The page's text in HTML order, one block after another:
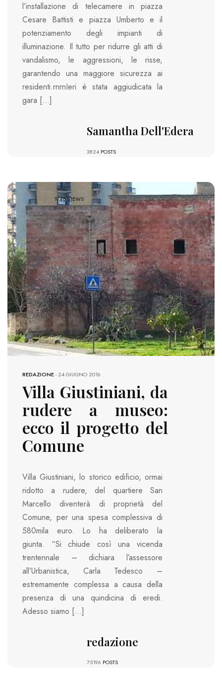
l’installazione di telecamere in piazza
Cesare Battisti e piazza Umberto e il
potenziamento degli impianti di
illuminazione. Il tutto per ridurre gli atti di
vandalismo, le aggressioni, le risse,
garantendo una maggiore sicurezza ai
residenti.rnrnIeri è stata aggiudicata la
gara […]
Samantha Dell'Edera
3824 POSTS
1948 VIEWS
REDAZIONE-24 GIUGNO 2016
Villa Giustiniani, da
rudere a museo:
ecco il progetto del
Comune
Villa Giustiniani, lo storico edificio, ormai
ridotto a rudere, del quartiere San
Marcello diventerà di proprietà del
Comune, per una spesa complessiva di
580mila euro. Lo ha deliberato la
giunta. “Si chiude così una vicenda
trentennale – dichiara l’assessore
all’Urbanistica, Carla Tedesco –
estremamente complessa a causa della
presenza di una quindicina di eredi.
Adesso siamo […]
redazione
75196 POSTS